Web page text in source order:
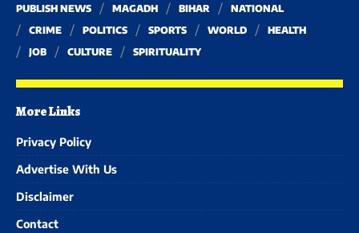
PUBLISH NEWS MAGADH BIHAR
NATIONAL
CRIME
POLITICS SPORTS WORLD
HEALTH
JOB
CULTURE SPIRITUALITY
More Links
Privacy Policy
Advertise With Us
Disclaimer
Contact